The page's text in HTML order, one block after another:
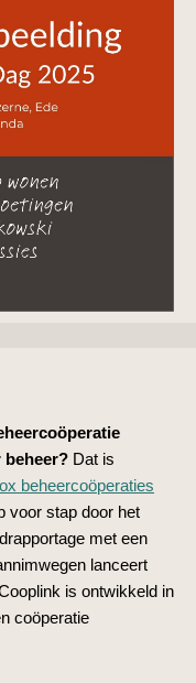
beheer? Dat is
beheercoöperaties
voor stap door het
met een
lanceert
is ontwikkeld in
coöperatie